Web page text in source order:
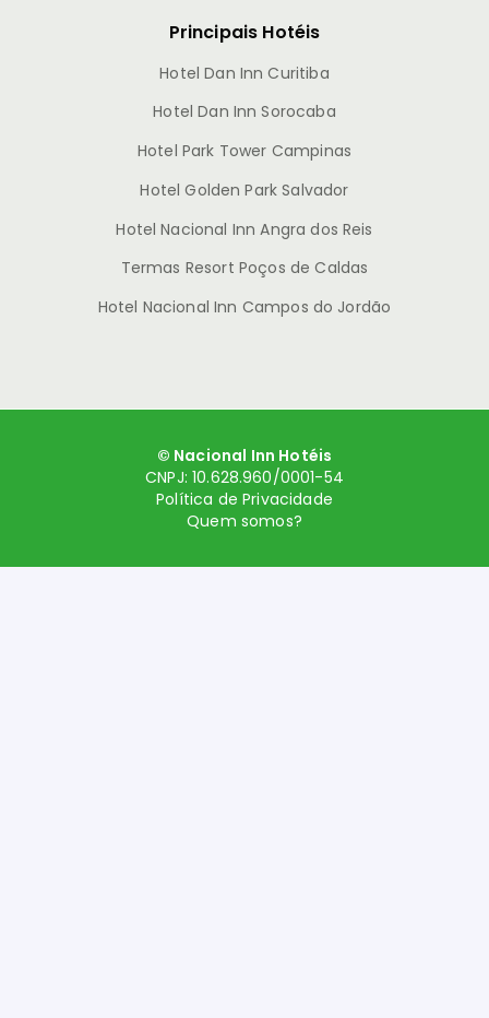
Principais Hotéis
Hotel Dan Inn Curitiba
Hotel Dan Inn Sorocaba
Hotel Park Tower Campinas
Hotel Golden Park Salvador
Hotel Nacional Inn Angra dos Reis
Termas Resort Poços de Caldas
Hotel Nacional Inn Campos do Jordão
© Nacional Inn Hotéis
CNPJ: 10.628.960/0001-54
Política de Privacidade
Quem somos?